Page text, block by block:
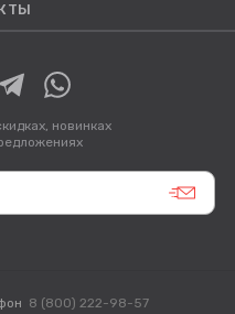
новинках
8 (800) 222-98-57